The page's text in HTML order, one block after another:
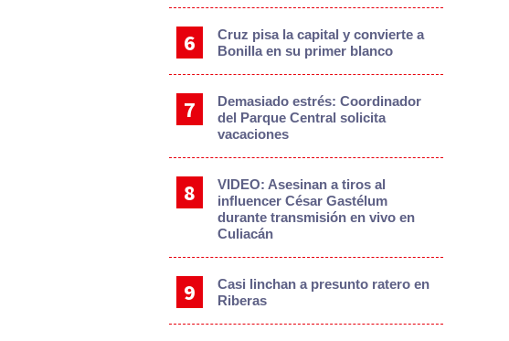
Cruz pisa la capital y convierte a
Bonilla en su primer blanco
Demasiado estrés: Coordinador
del Parque Central solicita
vacaciones
VIDEO: Asesinan a tiros al
influencer César Gastélum
durante transmisión en vivo en
Culiacán
Casi linchan a presunto ratero en
Riberas